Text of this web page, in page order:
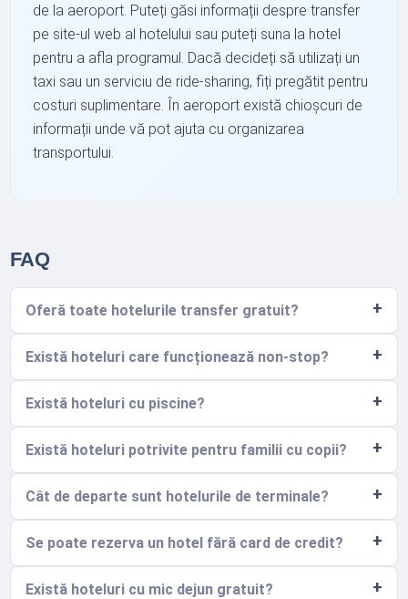
de la aeroport. Puteți găsi informații despre transfer
pe site-ul web al hotelului sau puteți suna la hotel
pentru a afla programul. Dacă decideți să utilizați un
taxi sau un serviciu de ride-sharing, fiți pregătit pentru
costuri suplimentare. În aeroport există chioșcuri de
informații unde vă pot ajuta cu organizarea
transportului.
FAQ
Oferă toate hotelurile transfer gratuit?
Există hoteluri care funcționează non-stop?
Există hoteluri cu piscine?
Există hoteluri potrivite pentru familii cu copii?
Cât de departe sunt hotelurile de terminale?
Se poate rezerva un hotel fără card de credit?
Există hoteluri cu mic dejun gratuit?